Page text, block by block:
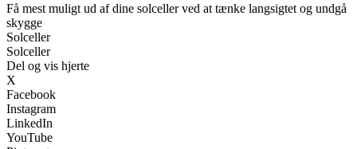
Få mest muligt ud af dine solceller ved at tænke langsigtet og undgå
skygge
Solceller
Solceller
Del og vis hjerte
X
Facebook
Instagram
LinkedIn
YouTube